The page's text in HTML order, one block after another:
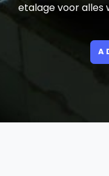
etalage voor alles